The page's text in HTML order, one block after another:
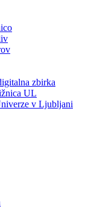
zbirka
UL
v Ljubljani